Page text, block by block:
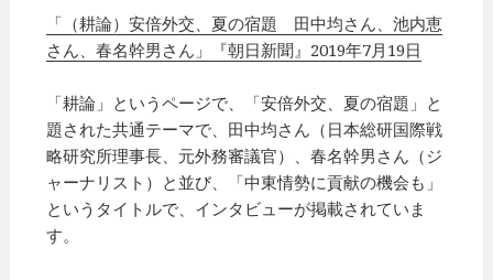
「（耕論）安倍外交、夏の宿題 田中均さん、池内恵
さん、春名幹男さん」『朝日新聞』2019年7月19日
「耕論」というページで、「安倍外交、夏の宿題」と
題された共通テーマで、田中均さん（日本総研国際戦
略研究所理事長、元外務審議官）、春名幹男さん（ジ
ャーナリスト）と並び、「中東情勢に貢献の機会も」
というタイトルで、インタビューが掲載されていま
す。